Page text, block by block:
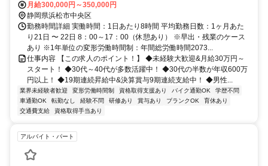
月給300,000円～350,000円
静岡県浜松市中央区
勤務時間詳細 実働時間：1日あたり8時間 平均勤務日数：1ヶ月あた
り21日 〜 22日 8：00～17：00（休憩あり） ※早出・残業のケース
あり ※1年単位の変形労働時間制：年間総労働時間2073...
仕事内容 【この求人のポイント！】 ◆未経験大歓迎&月給30万円～
スタート！ ◆30代～40代が多数活躍中！ ◆30代の半数が年収600万
円以上！ ◆19期連続昇給中&決算賞与9期連続支給中！ ◆男性...
業界未経験者歓迎 変形労働時間制 資格取得支援あり バイク通勤OK
学歴不問
車通勤OK
転勤なし 経験不問 研修あり 賞与あり ブランクOK
育休あり
交通費支給
資格取得手当あり
アルバイト・パート